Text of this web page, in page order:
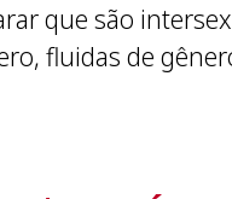
que são
fluidas de